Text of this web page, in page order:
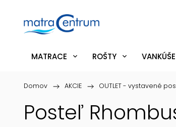
MATRACE ROŠTY
Domov / AKCIE / OUTLET - vystavené
Posteľ